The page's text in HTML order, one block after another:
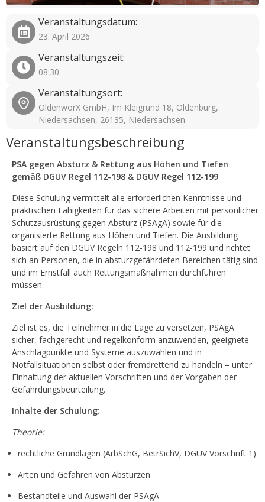
Veranstaltungsdatum:
23. April 2026
Veranstaltungszeit:
08:30
Veranstaltungsort:
OldenworX GmbH, Im Kleigrund 18, Oldenburg,
Niedersachsen, 26135, Niedersachsen
Veranstaltungsbeschreibung
PSA gegen Absturz & Rettung aus Höhen und Tiefen
gemäß DGUV Regel 112-198 & DGUV Regel 112-199
Diese Schulung vermittelt alle erforderlichen Kenntnisse und
praktischen Fähigkeiten für das sichere Arbeiten mit persönlicher
Schutzausrüstung gegen Absturz (PSAgA) sowie für die
organisierte Rettung aus Höhen und Tiefen. Die Ausbildung
basiert auf den DGUV Regeln 112-198 und 112-199 und richtet
sich an Personen, die in absturzgefährdeten Bereichen tätig sind
und im Ernstfall auch Rettungsmaßnahmen durchführen
müssen.
Ziel der Ausbildung:
Ziel ist es, die Teilnehmer in die Lage zu versetzen, PSAgA
sicher, fachgerecht und regelkonform anzuwenden, geeignete
Anschlagpunkte und Systeme auszuwählen und in
Notfallsituationen selbst oder fremdrettend zu handeln – unter
Einhaltung der aktuellen Vorschriften und der Vorgaben der
Gefährdungsbeurteilung.
Inhalte der Schulung:
Theorie:
rechtliche Grundlagen (ArbSchG, BetrSichV, DGUV Vorschrift 1)
Arten und Gefahren von Abstürzen
Bestandteile und Auswahl der PSAgA